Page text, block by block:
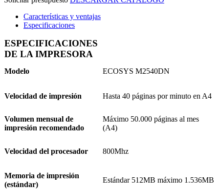
Características y ventajas
Especificaciones
ESPECIFICACIONES
DE LA IMPRESORA
Modelo ECOSYS M2540DN
Velocidad de impresión Hasta 40 páginas por minuto en A4
Volumen mensual de
impresión recomendado
Máximo 50.000 páginas al mes
(A4)
Velocidad del procesador 800Mhz
Memoria de impresión
(estándar)
Estándar 512MB máximo 1.536MB